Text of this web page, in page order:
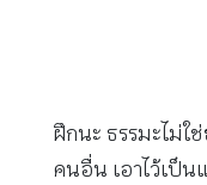
ฝึกนะ ธรรมะไม่ใ
คนอื่น เอาไว้เป็น